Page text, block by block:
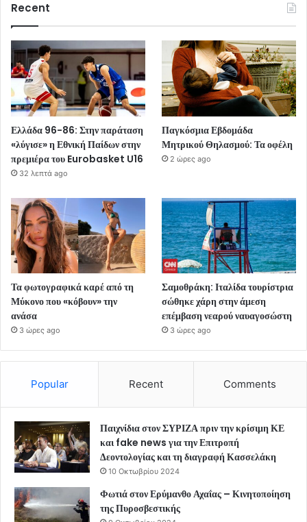
Recent
Ελλάδα 96-86: Στην παράταση
«λύγισε» η Εθνική Παίδων στην
πρεμιέρα του Eurobasket U16
32 λεπτά ago
Παγκόσμια Εβδομάδα
Μητρικού Θηλασμού: Τα οφέλη
2 ώρες ago
Τα φωτογραφικά καρέ από τη
Μύκονο που «κόβουν» την
ανάσα
3 ώρες ago
Σαμοθράκη: Ιταλίδα τουρίστρια
σώθηκε χάρη στην άμεση
επέμβαση νεαρού ναυαγοσώστη
3 ώρες ago
Popular Recent Comments
Παιχνίδια στον ΣΥΡΙΖΑ πριν την κρίσιμη ΚΕ
και fake news για την Επιτροπή
Δεοντολογίας και τη διαγραφή Κασσελάκη
10 Οκτωβρίου 2024
Φωτιά στον Ερύμανθο Αχαΐας – Κινητοποίηση
της Πυροσβεστικής